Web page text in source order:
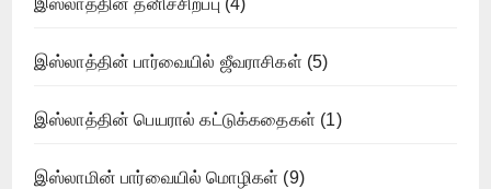
இஸ்லாத்தின் தனிச்சிறப்பு (4)
இஸ்லாத்தின் பார்வையில் ஜீவராசிகள் (5)
இஸ்லாத்தின் பெயரால் கட்டுக்கதைகள் (1)
இஸ்லாமின் பார்வையில் மொழிகள் (9)